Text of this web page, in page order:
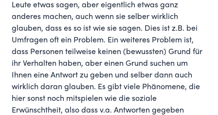
Leute etwas sagen, aber eigentlich etwas ganz
anderes machen, auch wenn sie selber wirklich
glauben, dass es so ist wie sie sagen. Dies ist z.B. bei
Umfragen oft ein Problem. Ein weiteres Problem ist,
dass Personen teilweise keinen (bewussten) Grund für
ihr Verhalten haben, aber einen Grund suchen um
Ihnen eine Antwort zu geben und selber dann auch
wirklich daran glauben. Es gibt viele Phänomene, die
hier sonst noch mitspielen wie die soziale
Erwünschtheit, also dass v.a. Antworten gegeben